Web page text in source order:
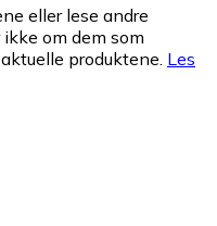
eller lese andre
om dem som
produktene. Les